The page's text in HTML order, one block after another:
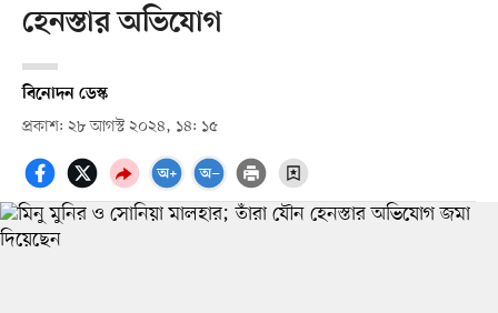
হেনস্তার অভিযোগ
বিনোদন ডেস্ক
প্রকাশ: ২৮ আগস্ট ২০২৪, ১৪: ১৫